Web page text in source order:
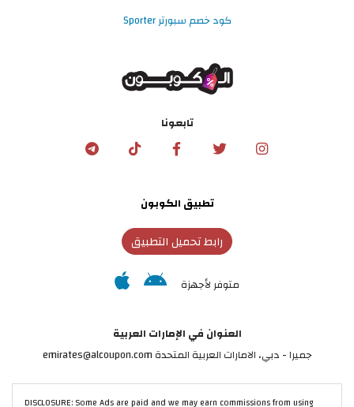
كود خصم سبورتر Sporter
تابعونا
تطبيق الكوبون
رابط تحميل التطبيق
متوفر لأجهزة
العنوان في الإمارات العربية
جميرا - دبي، الامارات العربية المتحدة emirates@alcoupon.com
DISCLOSURE: Some Ads are paid and we may earn commissions from using